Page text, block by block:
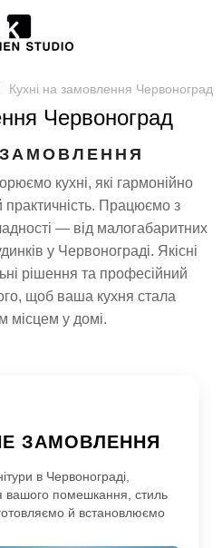
Кухні на замовлення Червоноград
Червоноград
кухні, які гармонійно
практичність. Працюємо з
— від малогабаритних
у Червонограді. Якісні
рішення та професійний
щоб ваша кухня стала
місцем у домі.
ЗАМОВЛЕННЯ
в Червонограді,
вашого помешкання, стиль
й встановлюємо